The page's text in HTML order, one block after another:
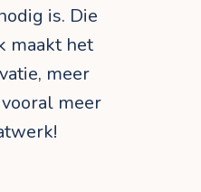
is. Die
maakt het
meer
meer